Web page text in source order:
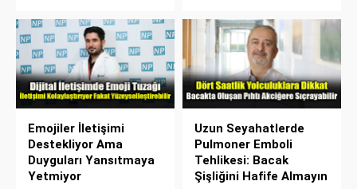
Emojiler İletişimi
Destekliyor Ama
Duyguları Yansıtmaya
Yetmiyor
Uzun Seyahatlerde
Pulmoner Emboli
Tehlikesi: Bacak
Şişliğini Hafife Almayın